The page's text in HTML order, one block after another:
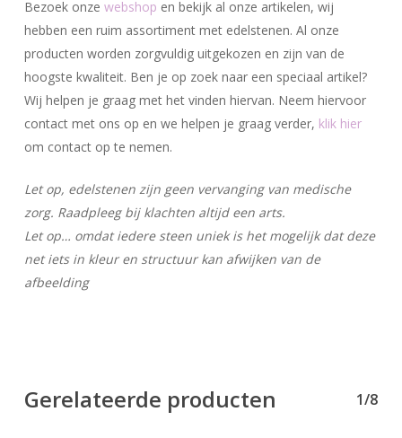
Bezoek onze webshop en bekijk al onze artikelen, wij
hebben een ruim assortiment met edelstenen. Al onze
producten worden zorgvuldig uitgekozen en zijn van de
hoogste kwaliteit. Ben je op zoek naar een speciaal artikel?
Wij helpen je graag met het vinden hiervan. Neem hiervoor
contact met ons op en we helpen je graag verder, klik hier
om contact op te nemen.
Let op, edelstenen zijn geen vervanging van medische
zorg. Raadpleeg bij klachten altijd een arts.
Let op… omdat iedere steen uniek is het mogelijk dat deze
net iets in kleur en structuur kan afwijken van de
afbeelding
Gerelateerde producten 1/8